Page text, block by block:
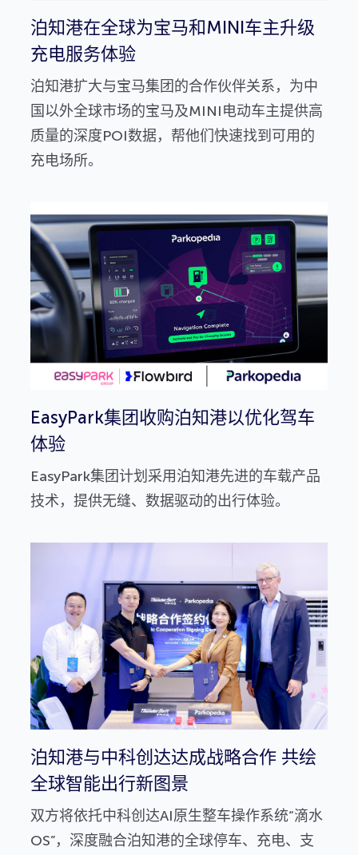
泊知港在全球为宝马和MINI车主升级
充电服务体验
泊知港扩大与宝马集团的合作伙伴关系，为中
国以外全球市场的宝马及MINI电动车主提供高
质量的深度POI数据，帮他们快速找到可用的
充电场所。
EasyPark集团收购泊知港以优化驾车
体验
EasyPark集团计划采用泊知港先进的车载产品
技术，提供无缝、数据驱动的出行体验。
泊知港与中科创达达成战略合作 共绘
全球智能出行新图景
双方将依托中科创达AI原生整车操作系统“滴水
OS”，深度融合泊知港的全球停车、充电、支